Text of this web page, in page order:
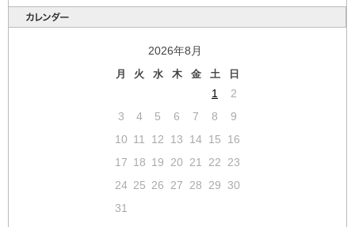
2026年8月
月 火 水 木 金 土 日
1
2
3
4 5 6 7 8
9
10 11 12 13 14 15
16
17 18 19 20 21 22
23
24 25 26 27 28 29
30
31